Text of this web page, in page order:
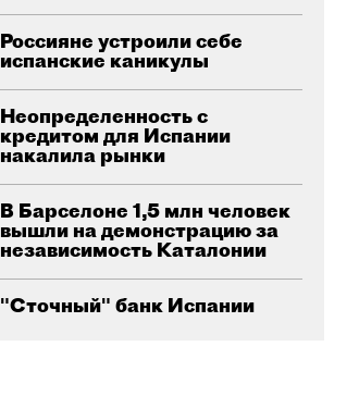
Россияне устроили себе
испанские каникулы
Неопределенность с
кредитом для Испании
накалила рынки
В Барселоне 1,5 млн человек
вышли на демонстрацию за
независимость Каталонии
"Сточный" банк Испании